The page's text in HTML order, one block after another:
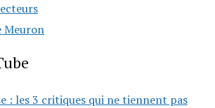
Meuron
: les 3 critiques qui ne tiennent pas